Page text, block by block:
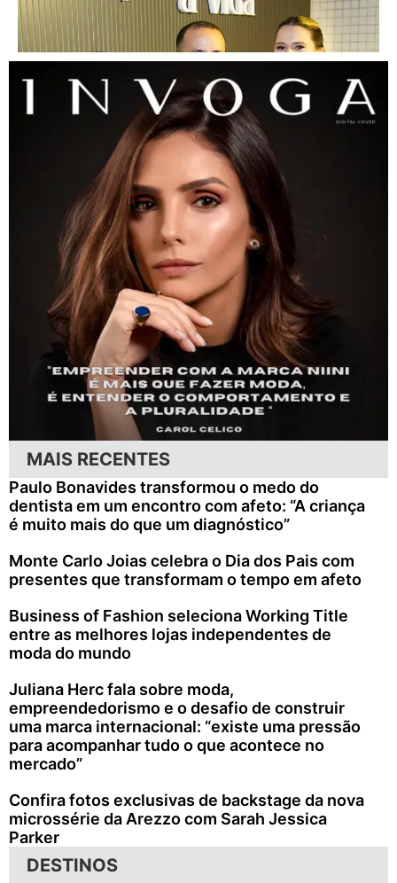
MAIS RECENTES
Paulo Bonavides transformou o medo do
dentista em um encontro com afeto: “A criança
é muito mais do que um diagnóstico”
Monte Carlo Joias celebra o Dia dos Pais com
presentes que transformam o tempo em afeto
Business of Fashion seleciona Working Title
entre as melhores lojas independentes de
moda do mundo
Juliana Herc fala sobre moda,
empreendedorismo e o desafio de construir
uma marca internacional: “existe uma pressão
para acompanhar tudo o que acontece no
mercado”
Confira fotos exclusivas de backstage da nova
microssérie da Arezzo com Sarah Jessica
Parker
DESTINOS